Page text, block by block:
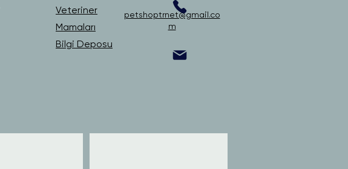
Veteriner
Mamaları
Bilgi Deposu
petshoptrnet@gmail.co
m